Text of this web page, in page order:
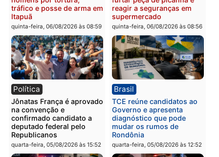
Polícia
Três suspeitos ligados a
facção criminosa são
presos por receptação e
adulteração de veículos
em Porto Velho
quinta-feira, 06/08/2026 às 09:05
Polícia
Homem é preso com
drogas durante ação da
PM no Castanheira
quinta-feira, 06/08/2026 às